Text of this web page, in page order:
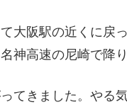
大阪駅の近くに戻
高速の尼崎で降
てきました。やる